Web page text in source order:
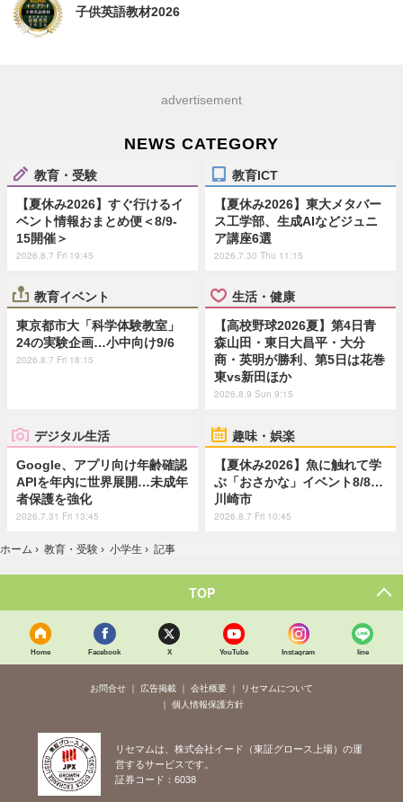
子供英語教材2026
advertisement
NEWS CATEGORY
教育・受験
【夏休み2026】すぐ行けるイ
ベント情報おまとめ便＜8/9-
15開催＞
2026.8.7 Fri 19:45
教育ICT
【夏休み2026】東大メタバー
ス工学部、生成AIなどジュニ
ア講座6選
2026.7.30 Thu 11:15
教育イベント
東京都市大「科学体験教室」
24の実験企画…小中向け9/6
2026.8.7 Fri 18:15
生活・健康
【高校野球2026夏】第4日青
森山田・東日大昌平・大分
商・英明が勝利、第5日は花巻
東vs新田ほか
2026.8.9 Sun 9:15
デジタル生活
Google、アプリ向け年齢確認
APIを年内に世界展開…未成年
者保護を強化
2026.7.31 Fri 13:45
趣味・娯楽
【夏休み2026】魚に触れて学
ぶ「おさかな」イベント8/8…
川崎市
2026.8.7 Fri 10:45
ホーム › 教育・受験 › 小学生 › 記事
TOP
Home Facebook X YouTube Instagram line
お問合せ 広告掲載 会社概要
リセマムについて
個人情報保護方針
リセマムは、株式会社イード（東証グロース上場）の運
営するサービスです。
証券コード：6038